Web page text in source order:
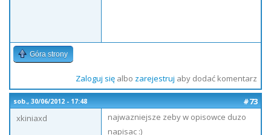
Góra strony
Zaloguj sięalbo zarejestruj aby dodać komentarz
sob., 30/06/2012 - 17:48
#73
xkiniaxd
najwazniejsze zeby w opisowce duzo
napisac :)